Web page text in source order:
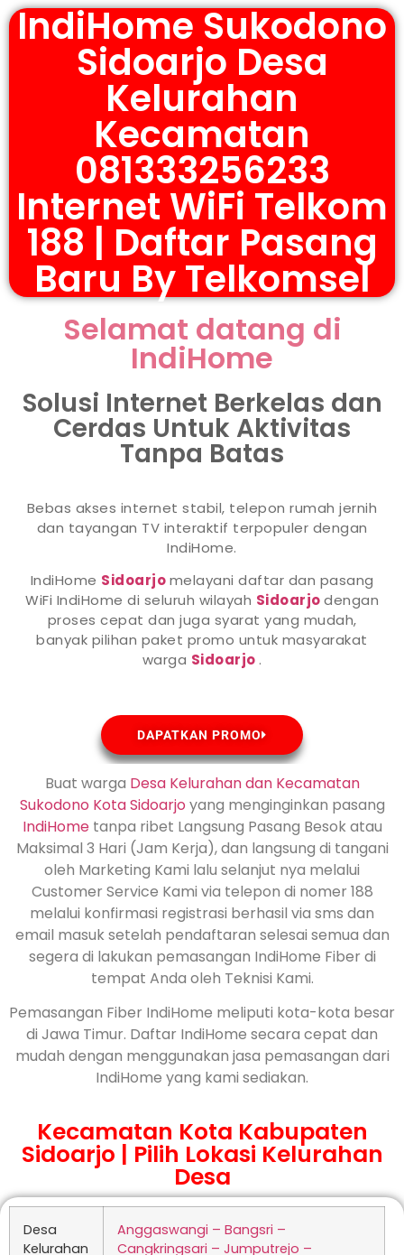
IndiHome Sukodono
Sidoarjo Desa
Kelurahan
Kecamatan
081333256233
Internet WiFi Telkom
188 | Daftar Pasang
Baru By Telkomsel
Selamat datang di
IndiHome
Solusi Internet Berkelas dan
Cerdas Untuk Aktivitas
Tanpa Batas
Bebas akses internet stabil, telepon rumah jernih
dan tayangan TV interaktif terpopuler dengan
IndiHome.
IndiHome Sidoarjomelayani daftar dan pasang
WiFi IndiHome di seluruh wilayah Sidoarjodengan
proses cepat dan juga syarat yang mudah,
banyak pilihan paket promo untuk masyarakat
warga Sidoarjo .
DAPATKAN PROMO
Buat warga Desa Kelurahan dan Kecamatan
Sukodono KotaSidoarjo yang menginginkan pasang
IndiHometanpa ribet Langsung Pasang Besok atau
Maksimal 3 Hari (Jam Kerja), dan langsung di tangani
oleh Marketing Kami lalu selanjut nya melalui
Customer Service Kami via telepon di nomer 188
melalui konfirmasi registrasi berhasil via sms dan
email masuk setelah pendaftaran selesai semua dan
segera di lakukan pemasangan IndiHome Fiber di
tempat Anda oleh Teknisi Kami.
Pemasangan Fiber IndiHome meliputi kota-kota besar
di Jawa Timur. Daftar IndiHome secara cepat dan
mudah dengan menggunakan jasa pemasangan dari
IndiHome yang kami sediakan.
Kecamatan Kota Kabupaten
Sidoarjo | Pilih Lokasi Kelurahan
Desa
Desa
Kelurahan
Anggaswangi – Bangsri –
Cangkringsari – Jumputrejo –